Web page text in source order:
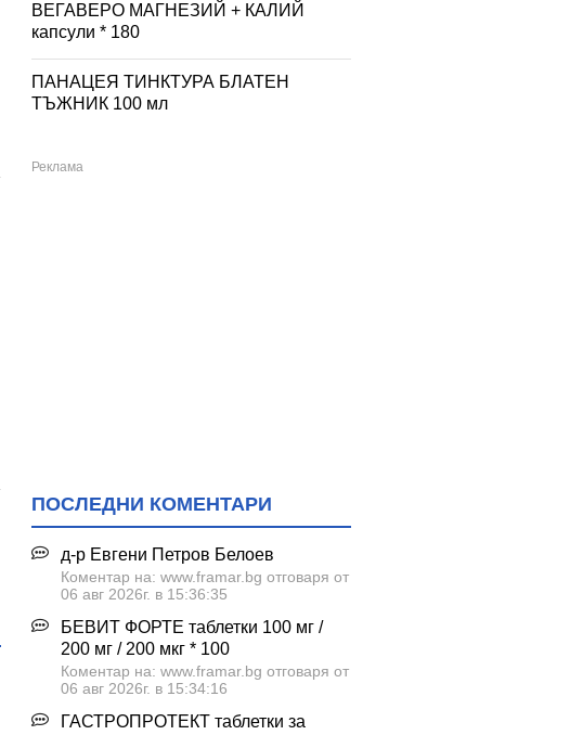
ВЕГАВЕРО МАГНЕЗИЙ + КАЛИЙ
капсули * 180
ПАНАЦЕЯ ТИНКТУРА БЛАТЕН
ТЪЖНИК 100 мл
ПОСЛЕДНИ КОМЕНТАРИ
д-р Евгени Петров Белоев
Коментар на: www.framar.bg отговаря от
06 авг 2026г. в 15:36:35
БЕВИТ ФОРТЕ таблетки 100 мг /
200 мг / 200 мкг * 100
Коментар на: www.framar.bg отговаря от
06 авг 2026г. в 15:34:16
ГАСТРОПРОТЕКТ таблетки за